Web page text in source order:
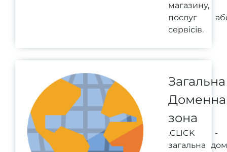
магазину,
послуг
сервісів.
Загальна
Доменна
зона
.CLICK
загальна